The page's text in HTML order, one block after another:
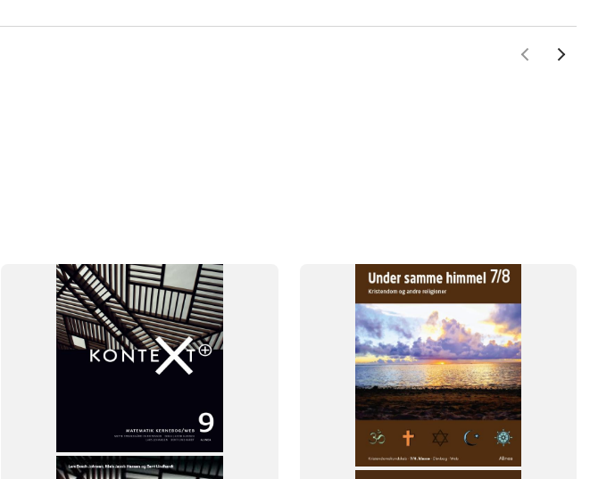
SYSTEM
KonteXt+ Under samme himmel
Kristendomskundskab
NIVEAU
7. klasse 8. klasse 9. klasse